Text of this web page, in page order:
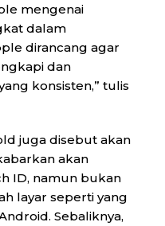
mengenai
dalam
dirancang agar
dan
konsisten,” tulis
juga disebut akan
akan
ID, namun bukan
layar seperti yang
Sebaliknya,